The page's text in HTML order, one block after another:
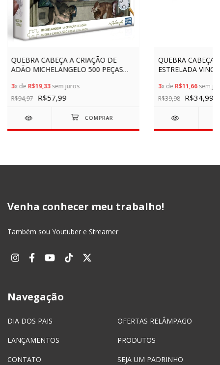
QUEBRA CABEÇA A CRIAÇÃO DE
ADÃO MICHELANGELO 500 PEÇAS
DE ARTE PINTOR PUZZLE GAME
OFFICE
3x de R$19,33sem juros
R$94,97 R$57,99
QUEBRA CABEÇA
ESTRELADA
BRINQUEDOS
PEÇAS TEXTURA
3x de R$11,66sem
R$39,98
R$34,99
Venha conhecer meu trabalho!
Também sou Youtuber e Streamer
Navegação
DIA DOS PAIS OFERTAS RELÂMPAGO
LANÇAMENTOS PRODUTOS
CONTATO SEJA UM PADRINHO